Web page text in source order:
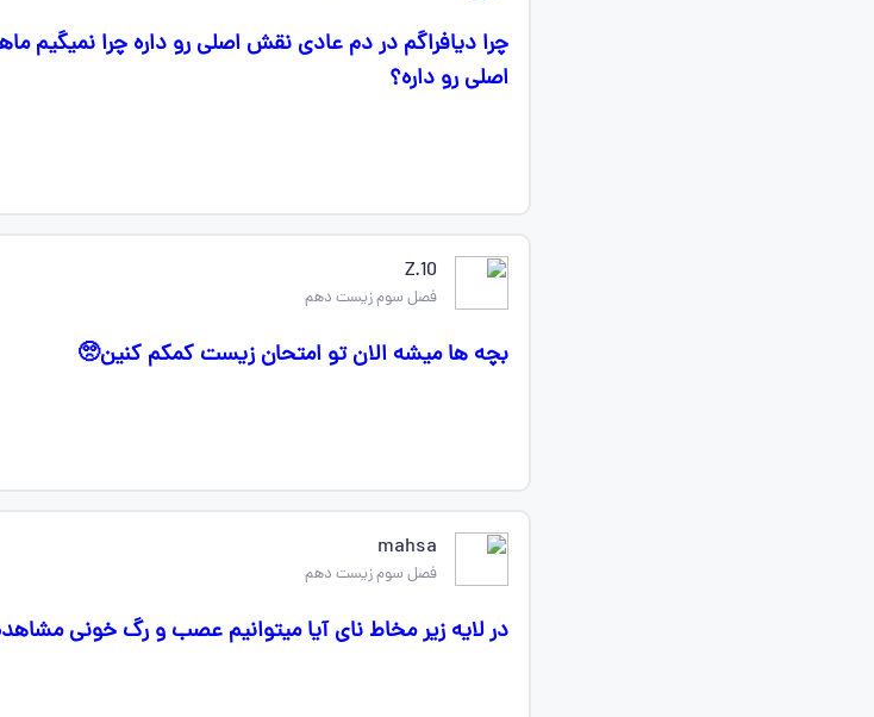
چرا دیافراگم در دم عادی نقش اصلی رو داره چرا نمیگیم
اصلی رو داره؟
Z.10
فصل سوم زیست دهم
بچه ها میشه الان تو امتحان زیست کمکم کنین🥺
mahsa
فصل سوم زیست دهم
در لایه زیر مخاط نای آیا میتوانیم عصب و رگ خونی